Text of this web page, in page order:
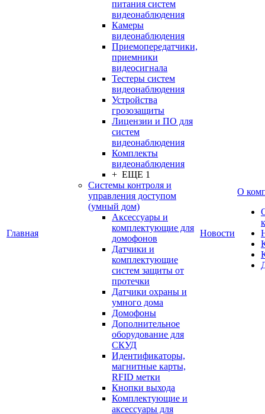
Главная
питания систем
видеонаблюдения
Камеры
видеонаблюдения
Приемопередатчики,
приемники
видеосигнала
Тестеры систем
видеонаблюдения
Устройства
грозозащиты
Лицензии и ПО для
систем
видеонаблюдения
Комплекты
видеонаблюдения
+ ЕЩЕ 1
Системы контроля и
управления доступом
(умный дом)
Аксессуары и
комплектующие для
домофонов
Датчики и
комплектующие
систем защиты от
протечки
Датчики охраны и
умного дома
Домофоны
Дополнительное
оборудование для
СКУД
Идентификаторы,
магнитные карты,
RFID метки
Кнопки выхода
Комплектующие и
аксессуары для
Новости
О